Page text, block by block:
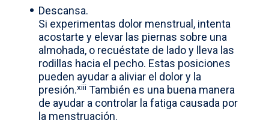
Descansa.
Si experimentas dolor menstrual, intenta
acostarte y elevar las piernas sobre una
almohada, o recuéstate de lado y lleva las
rodillas hacia el pecho. Estas posiciones
pueden ayudar a aliviar el dolor y la
presión.xiii También es una buena manera
de ayudar a controlar la fatiga causada por
la menstruación.